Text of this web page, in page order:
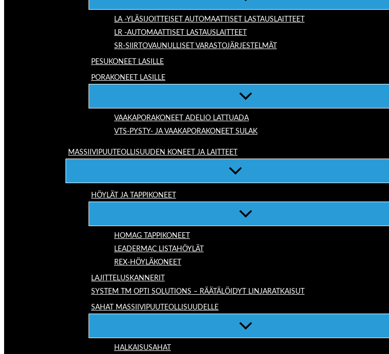
LA -YLÄSIJOITTEISET AUTOMAATTISET LASTAUSLAITTEET
LR -AUTOMAATTISET LASTAUSLAITTEET
SR-SIIRTOVAUNULLISET VARASTOJÄRJESTELMÄT
PESUKONEET LASILLE
PORAKONEET LASILLE
VAAKAPORAKONEET ADELIO LATTUADA
VTS-PYSTY- JA VAAKAPORAKONEET SULAK
MASSIIVIPUUTEOLLISUUDEN KONEET JA LAITTEET
HÖYLÄT JA TAPPIKONEET
HOMAG TAPPIKONEET
LEADERMAC LISTAHÖYLÄT
REX-HÖYLÄKONEET
LAJITTELUSKANNERIT
SYSTEM TM OPTI SOLUTIONS – RÄÄTÄLÖIDYT LINJARATKAISUT
SAHAT MASSIIVIPUUTEOLLISUUDELLE
HALKAISUSAHAT